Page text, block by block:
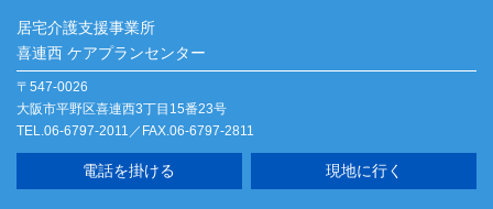
居宅介護支援事業所
喜連西 ケアプランセンター
〒547-0026
大阪市平野区喜連西3丁目15番23号
TEL.06-6797-2011／FAX.06-6797-2811
電話を掛ける 現地に行く